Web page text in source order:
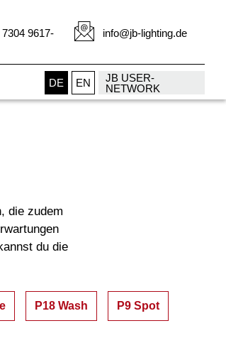
info@jb-lighting.de
9617-
EN
DE
JB USER-
NETWORK
die zudem
du die
P18 Wash P9 Spot